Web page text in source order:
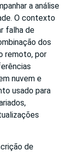
a análise
O contexto
falha de
dos
remoto, por
nuvem e
usado para
de